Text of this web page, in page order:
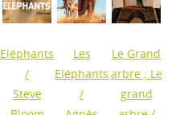
Eléphants
/
Steve
Les
Eléphants
/
Le Grand
arbre ; Le
grand